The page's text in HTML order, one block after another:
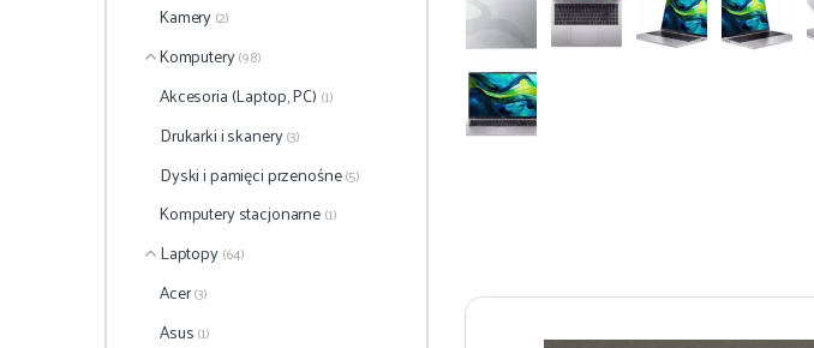
Kamery(2)
Komputery(98)
Akcesoria (Laptop, PC) (1)
Drukarki i skanery(3)
Dyski i pamięci przenośne(5)
Komputery stacjonarne(1)
Laptopy(64)
Acer(3)
Asus(1)